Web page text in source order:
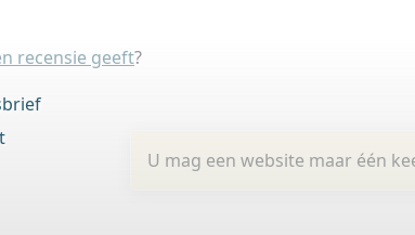
recensie geeft?
U mag een website maar één